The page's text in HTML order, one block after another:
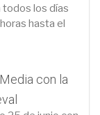
todos los días
hasta el
con la